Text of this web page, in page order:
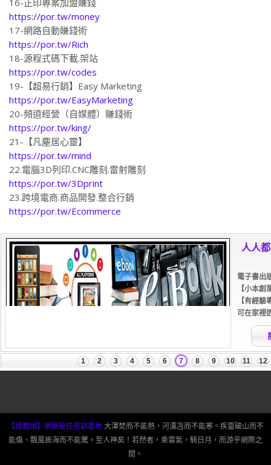
https://por.tw/money
17-網路自動賺錢術
https://por.tw/Rich
18-源程式碼下載.架站
https://por.tw/codes
19-【超易行銷】Easy Marketing
https://por.tw/EasyMarketing
20-頻道經營（自媒體）賺錢術
https://por.tw/king/
21-【凡塵居心靈】
https://por.tw/mind
22.電腦3D列印.CNC雕刻.雷射雕刻
https://por.tw/3Dprint
23.跨境電商.商品開發.整合行銷
https://por.tw/Ecommerce
【總教頭】網路秘技密訓基地大澤焚而不能熱，河漢冱而不能寒。疾雷破山而不
能傷、飄風振海而不能驚。至人神矣！若然者，乘雲氣，騎日月，而游乎網際之
間。